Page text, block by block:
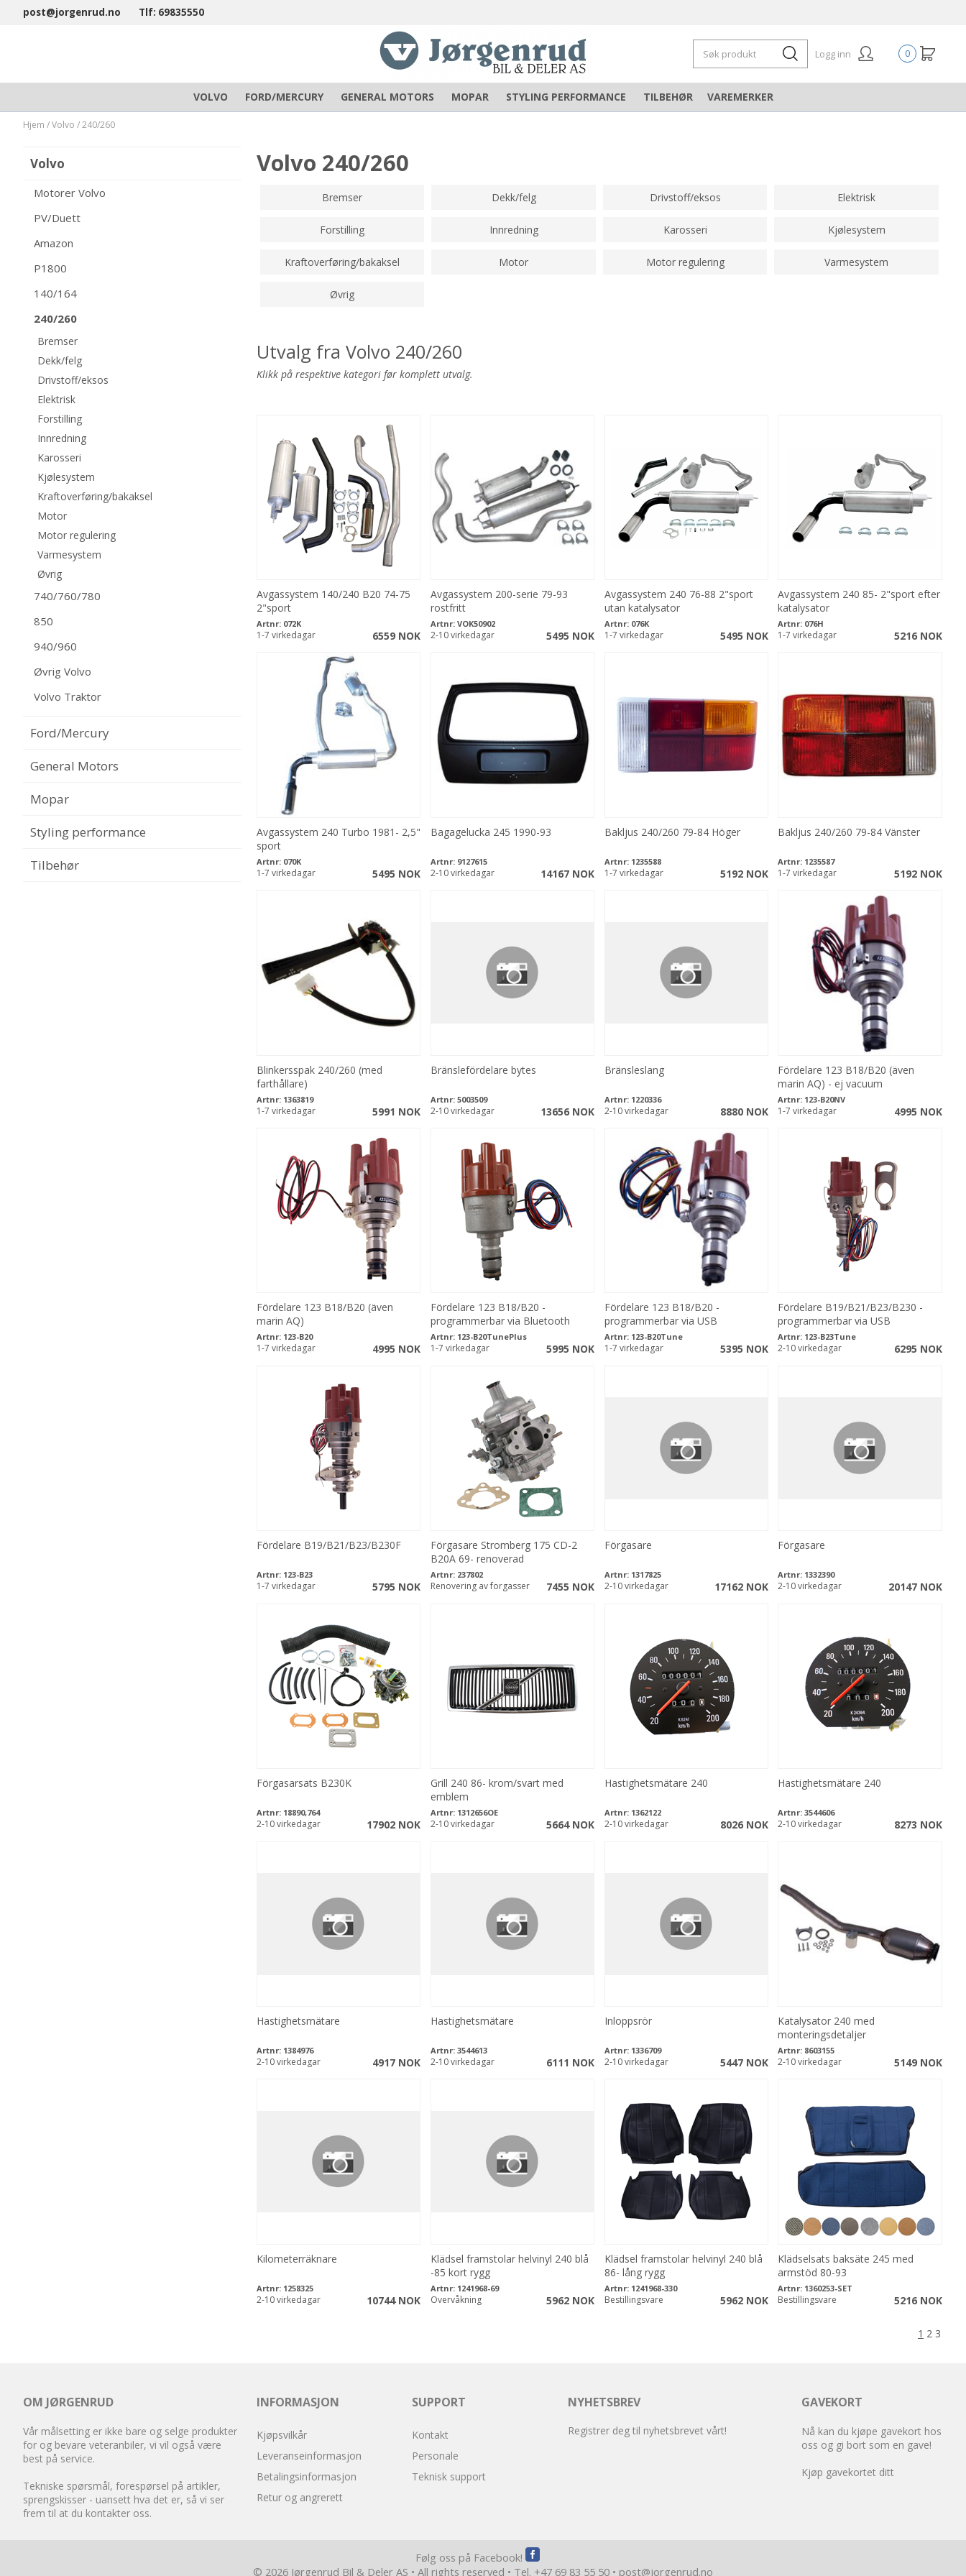
post@jorgenrud.no Tlf: 69835550
0
Logg inn
VOLVO FORD/MERCURY GENERAL MOTORS MOPAR STYLING PERFORMANCE TILBEHØR VAREMERKER
Hjem /Volvo /240/260
Volvo
Motorer Volvo
PV/Duett
Amazon
P1800
140/164
240/260
Bremser
Dekk/felg
Drivstoff/eksos
Elektrisk
Forstilling
Innredning
Karosseri
Kjølesystem
Kraftoverføring/bakaksel
Motor
Motor regulering
Varmesystem
Øvrig
740/760/780
850
940/960
Øvrig Volvo
Volvo Traktor
Ford/Mercury
General Motors
Mopar
Styling performance
Tilbehør
Volvo 240/260
Bremser Dekk/felg Drivstoff/eksos Elektrisk
Forstilling Innredning Karosseri Kjølesystem
Kraftoverføring/bakaksel Motor Motor regulering Varmesystem
Øvrig
Utvalg fra Volvo 240/260
Klikk på respektive kategori før komplett utvalg.
Avgassystem 140/240 B20 74-75
2"sport
Artnr: 072K
6559 NOK
1-7 virkedagar
Avgassystem 200-serie 79-93
rostfritt
Artnr: VOK50902
5495 NOK
2-10 virkedagar
Avgassystem 240 76-88 2"sport
utan katalysator
Artnr: 076K
5495 NOK
1-7 virkedagar
Avgassystem 240 85- 2"sport efter
katalysator
Artnr: 076H
5216 NOK
1-7 virkedagar
Avgassystem 240 Turbo 1981- 2,5"
sport
Artnr: 070K
5495 NOK
1-7 virkedagar
Bagagelucka 245 1990-93
Artnr: 9127615
14167 NOK
2-10 virkedagar
Bakljus 240/260 79-84 Höger
Artnr: 1235588
5192 NOK
1-7 virkedagar
Bakljus 240/260 79-84 Vänster
Artnr: 1235587
5192 NOK
1-7 virkedagar
Blinkersspak 240/260 (med
farthållare)
Artnr: 1363819
5991 NOK
1-7 virkedagar
Bränslefördelare bytes
Artnr: 5003509
13656 NOK
2-10 virkedagar
Bränsleslang
Artnr: 1220336
8880 NOK
2-10 virkedagar
Fördelare 123 B18/B20 (även
marin AQ) - ej vacuum
Artnr: 123-B20NV
4995 NOK
1-7 virkedagar
Fördelare 123 B18/B20 (även
marin AQ)
Artnr: 123-B20
4995 NOK
1-7 virkedagar
Fördelare 123 B18/B20 -
programmerbar via Bluetooth
Artnr: 123-B20TunePlus
5995 NOK
1-7 virkedagar
Fördelare 123 B18/B20 -
programmerbar via USB
Artnr: 123-B20Tune
5395 NOK
1-7 virkedagar
Fördelare B19/B21/B23/B230 -
programmerbar via USB
Artnr: 123-B23Tune
6295 NOK
2-10 virkedagar
Fördelare B19/B21/B23/B230F
Artnr: 123-B23
5795 NOK
1-7 virkedagar
Förgasare Stromberg 175 CD-2
B20A 69- renoverad
Artnr: 237802
7455 NOK
Renovering av forgasser
Förgasare
Artnr: 1317825
17162 NOK
2-10 virkedagar
Förgasare
Artnr: 1332390
20147 NOK
2-10 virkedagar
Förgasarsats B230K
Artnr: 18890,764
17902 NOK
2-10 virkedagar
Grill 240 86- krom/svart med
emblem
Artnr: 1312656OE
5664 NOK
2-10 virkedagar
Hastighetsmätare 240
Artnr: 1362122
8026 NOK
2-10 virkedagar
Hastighetsmätare 240
Artnr:3544606
8273 NOK
2-10 virkedagar
Hastighetsmätare
Artnr: 1384976
4917 NOK
2-10 virkedagar
Hastighetsmätare
Artnr: 3544613
6111 NOK
2-10 virkedagar
Inloppsrör
Artnr: 1336709
5447 NOK
2-10 virkedagar
Katalysator 240 med
monteringsdetaljer
Artnr: 8603155
5149 NOK
2-10 virkedagar
Kilometerräknare
Artnr: 1258325
10744 NOK
2-10 virkedagar
Klädsel framstolar helvinyl 240 blå
-85 kort rygg
Artnr: 1241968-69
5962 NOK
Overvåkning
Klädsel framstolar helvinyl 240 blå
86- lång rygg
Artnr: 1241968-330
5962 NOK
Bestillingsvare
Klädselsats baksäte 245 med
armstöd 80-93
Artnr: 1360253-SET
5216 NOK
Bestillingsvare
1 2 3
OM JØRGENRUD
Vår målsetting er ikke bare og selge produkter
for og bevare veteranbiler, vi vil også være
best på service.
Tekniske spørsmål, forespørsel på artikler,
sprengskisser - uansett hva det er, så vi ser
frem til at du kontakter oss.
INFORMASJON
Kjøpsvilkår
Leveranseinformasjon
Betalingsinformasjon
Retur og angrerett
SUPPORT
Kontakt
Personale
Teknisk support
NYHETSBREV
Registrer deg til nyhetsbrevet vårt!
GAVEKORT
Nå kan du kjøpe gavekort hos
oss og gi bort som en gave!
Kjøp gavekortet ditt
Følg oss på Facebook!
© 2026 Jørgenrud Bil & Deler AS • All rights reserved • Tel. +47 69 83 55 50 • post@jorgenrud.no